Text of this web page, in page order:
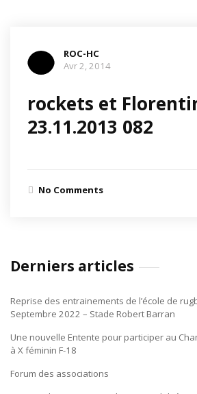
ROC-HC
Avr 2, 2014
rockets et
23.11.2013 082
No Comments
Derniers articles
Reprise des entrainements de l’école de
Septembre 2022 – Stade Robert Barran
Une nouvelle Entente pour participer au
à X féminin F-18
Forum des associations